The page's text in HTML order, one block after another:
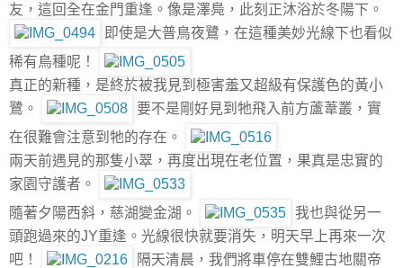
友，這回全在金門重逢。像是澤鳧，此刻正沐浴於冬陽下。
即使是大普鳥夜鷺，在這種美妙光線下也看似
稀有鳥種呢！
真正的新種，是終於被我見到極害羞又超級有保護色的黃小
鷺。
要不是剛好見到牠飛入前方蘆葦叢，實
在很難會注意到牠的存在。
兩天前遇見的那隻小翠，再度出現在老位置，果真是忠實的
家園守護者。
隨著夕陽西斜，慈湖變金湖。
我也與從另一
頭跑過來的JY重逢。光線很快就要消失，明天早上再來一次
吧！
隔天清晨，我們將車停在雙鯉古地關帝